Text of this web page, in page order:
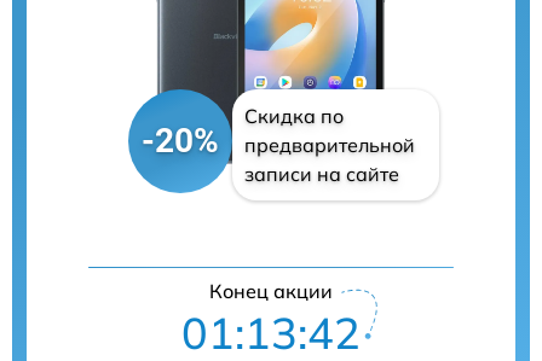
-20%
Скидка по
предварительной
записи на сайте
Конец акции
01:13:42